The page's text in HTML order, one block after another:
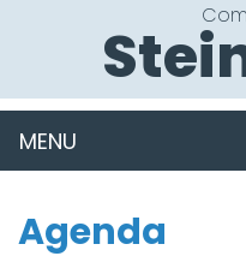
MENU
Agenda